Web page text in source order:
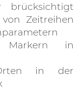
brücksichtigt
Zeitreihen
Markern in
in der